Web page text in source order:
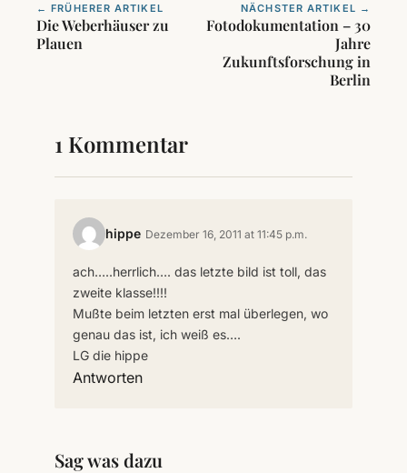
← FRÜHERER ARTIKEL
Die Weberhäuser zu
Plauen
NÄCHSTER ARTIKEL →
Fotodokumentation – 30
Jahre
Zukunftsforschung in
Berlin
1 Kommentar
hippe Dezember 16, 2011 at 11:45 p.m.
ach…..herrlich…. das letzte bild ist toll, das
zweite klasse!!!!
Mußte beim letzten erst mal überlegen, wo
genau das ist, ich weiß es….
LG die hippe
Antworten
Sag was dazu